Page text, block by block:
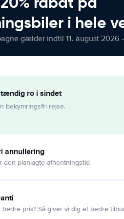
i hele
gælder indtil 11. august 2026
ro i sindet
bekymringsfri rejse.
annullering
den planlagte afhentningstid
pris? Så giver vi dig et bedre